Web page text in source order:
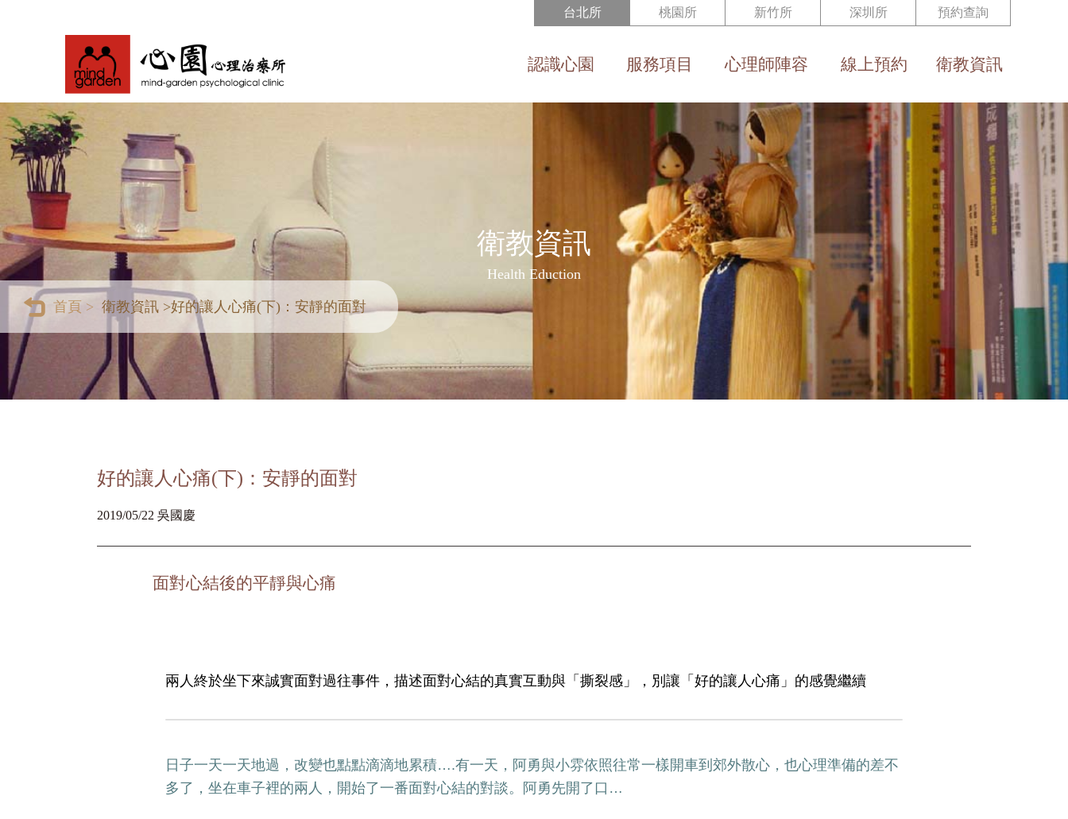
台北所 桃園所 新竹所 深圳所 預約查詢
認識心園 服務項目 心理師陣容 線上預約 衛教資訊
衛教資訊
Health Eduction
首頁 > 衛教資訊 >好的讓人心痛(下)：安靜的面對
好的讓人心痛(下)：安靜的面對
2019/05/22 吳國慶
面對心結後的平靜與心痛
兩人終於坐下來誠實面對過往事件，描述面對心結的真實互動與「撕裂感」，別讓「好的讓人心痛」的感覺繼續
日子一天一天地過，改變也點點滴滴地累積….有一天，阿勇與小雰依照往常一樣開車到郊外散心，也心理準備的差不
多了，坐在車子裡的兩人，開始了一番面對心結的對談。阿勇先開了口…